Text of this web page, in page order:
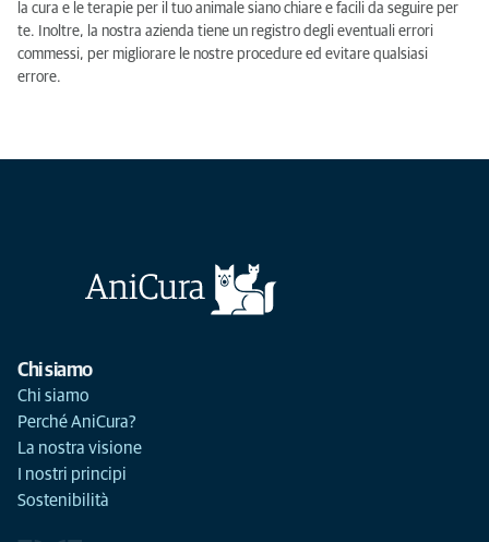
la cura e le terapie per il tuo animale siano chiare e facili da seguire per
te. Inoltre, la nostra azienda tiene un registro degli eventuali errori
commessi, per migliorare le nostre procedure ed evitare qualsiasi
errore.
Chi siamo
Chi siamo
Perché AniCura?
La nostra visione
I nostri principi
Sostenibilità